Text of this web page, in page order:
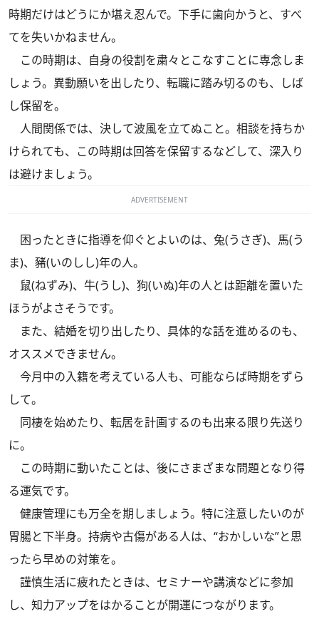
時期だけはどうにか堪え忍んで。下手に歯向かうと、すべ
てを失いかねません。
この時期は、自身の役割を粛々とこなすことに専念しま
しょう。異動願いを出したり、転職に踏み切るのも、しば
し保留を。
人間関係では、決して波風を立てぬこと。相談を持ちか
けられても、この時期は回答を保留するなどして、深入り
は避けましょう。
ADVERTISEMENT
困ったときに指導を仰ぐとよいのは、兔(うさぎ)、馬(う
ま)、豬(いのしし)年の人。
鼠(ねずみ)、牛(うし)、狗(いぬ)年の人とは距離を置いた
ほうがよさそうです。
また、結婚を切り出したり、具体的な話を進めるのも、
オススメできません。
今月中の入籍を考えている人も、可能ならば時期をずら
して。
同棲を始めたり、転居を計画するのも出来る限り先送り
に。
この時期に動いたことは、後にさまざまな問題となり得
る運気です。
健康管理にも万全を期しましょう。特に注意したいのが
胃腸と下半身。持病や古傷がある人は、“おかしいな”と思
ったら早めの対策を。
謹慎生活に疲れたときは、セミナーや講演などに参加
し、知力アップをはかることが開運につながります。